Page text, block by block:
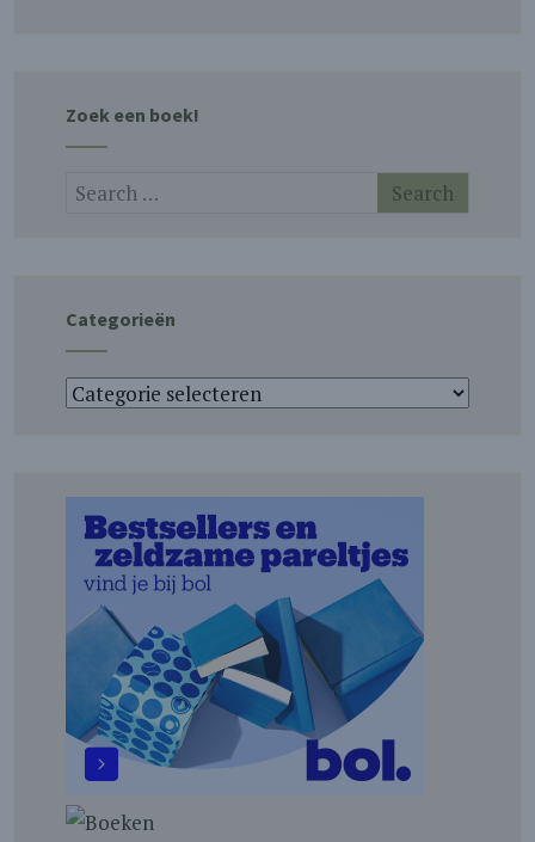
Zoek een boek!
Categorieën
Categorieën